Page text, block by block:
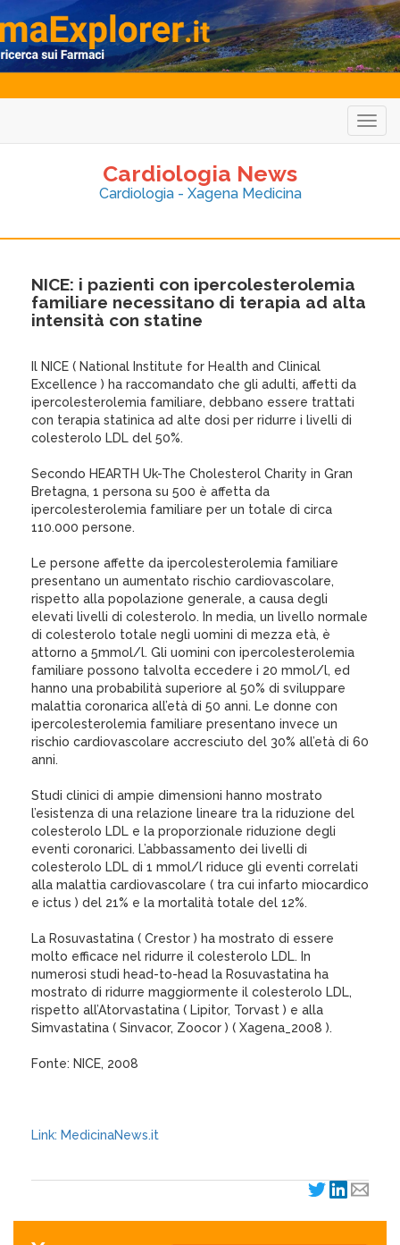
Cardiologia News
Cardiologia - Xagena Medicina
NICE: i pazienti con ipercolesterolemia
familiare necessitano di terapia ad alta
intensità con statine
Il NICE ( National Institute for Health and Clinical
Excellence ) ha raccomandato che gli adulti, affetti da
ipercolesterolemia familiare, debbano essere trattati
con terapia statinica ad alte dosi per ridurre i livelli di
colesterolo LDL del 50%.
Secondo HEARTH Uk-The Cholesterol Charity in Gran
Bretagna, 1 persona su 500 è affetta da
ipercolesterolemia familiare per un totale di circa
110.000 persone.
Le persone affette da ipercolesterolemia familiare
presentano un aumentato rischio cardiovascolare,
rispetto alla popolazione generale, a causa degli
elevati livelli di colesterolo. In media, un livello normale
di colesterolo totale negli uomini di mezza età, è
attorno a 5mmol/l. Gli uomini con ipercolesterolemia
familiare possono talvolta eccedere i 20 mmol/l, ed
hanno una probabilità superiore al 50% di sviluppare
malattia coronarica all’età di 50 anni. Le donne con
ipercolesterolemia familiare presentano invece un
rischio cardiovascolare accresciuto del 30% all’età di 60
anni.
Studi clinici di ampie dimensioni hanno mostrato
l’esistenza di una relazione lineare tra la riduzione del
colesterolo LDL e la proporzionale riduzione degli
eventi coronarici. L’abbassamento dei livelli di
colesterolo LDL di 1 mmol/l riduce gli eventi correlati
alla malattia cardiovascolare ( tra cui infarto miocardico
e ictus ) del 21% e la mortalità totale del 12%.
La Rosuvastatina ( Crestor ) ha mostrato di essere
molto efficace nel ridurre il colesterolo LDL. In
numerosi studi head-to-head la Rosuvastatina ha
mostrato di ridurre maggiormente il colesterolo LDL,
rispetto all’Atorvastatina ( Lipitor, Torvast ) e alla
Simvastatina ( Sinvacor, Zoocor ) ( Xagena_2008 ).
Fonte: NICE, 2008
Link: MedicinaNews.it